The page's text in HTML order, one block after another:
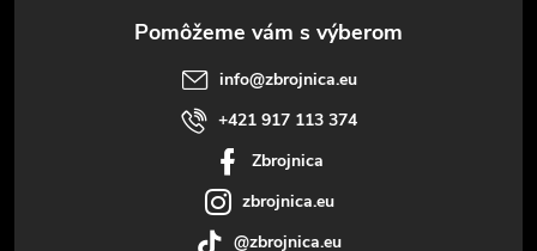
info@zbrojnica.eu
+421 917 113 374
Zbrojnica
zbrojnica.eu
@zbrojnica.eu